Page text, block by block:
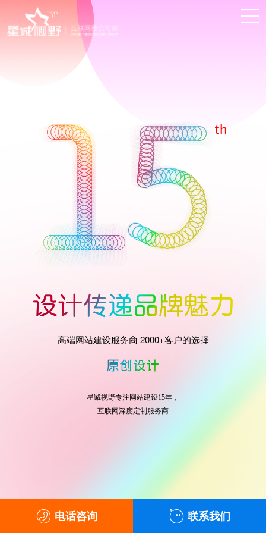
高端网站建设服务商 2000+客户的选择
星诚视野专注网站建设15年，
互联网深度定制服务商
电话咨询 联系我们